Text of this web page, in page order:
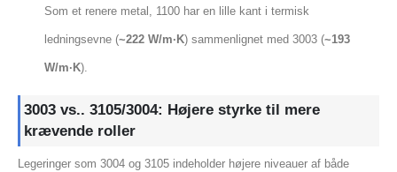
Som et renere metal, 1100 har en lille kant i termisk
ledningsevne (~222 W/m·K) sammenlignet med 3003 (~193
W/m·K).
3003 vs.. 3105/3004: Højere styrke til mere
krævende roller
Legeringer som 3004 og 3105 indeholder højere niveauer af både